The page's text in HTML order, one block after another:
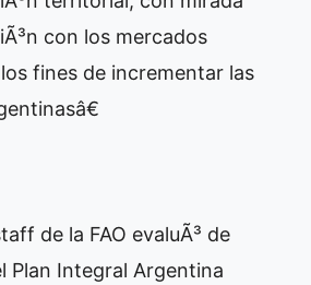
con los mercados
fines de incrementar las
de la FAO evaluÃ³ de
Plan Integral Argentina